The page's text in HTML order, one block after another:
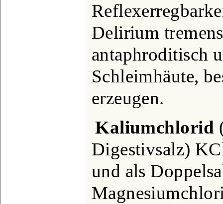
Delirium
antaphroditisch
Schleimhäute,
erzeugen.
Kaliumchlorid
Digestivsalz)
und als